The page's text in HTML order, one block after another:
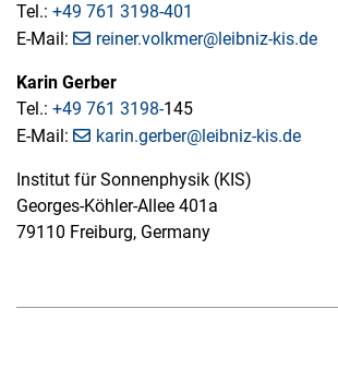
Tel.: +49 761 3198-401
E-Mail:
reiner.volkmer@leibniz-kis.de
Karin Gerber
Tel.: +49 761 3198-145
E-Mail:
karin.gerber@leibniz-kis.de
Institut für Sonnenphysik (KIS)
Georges-Köhler-Allee 401a
79110 Freiburg, Germany